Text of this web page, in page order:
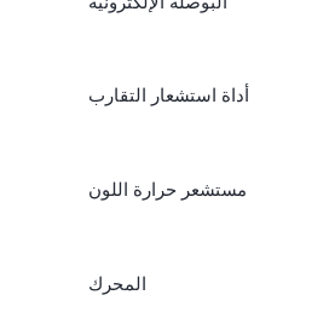
أداة استشعار التقارب
مستشعر حرارة اللون
المحرك